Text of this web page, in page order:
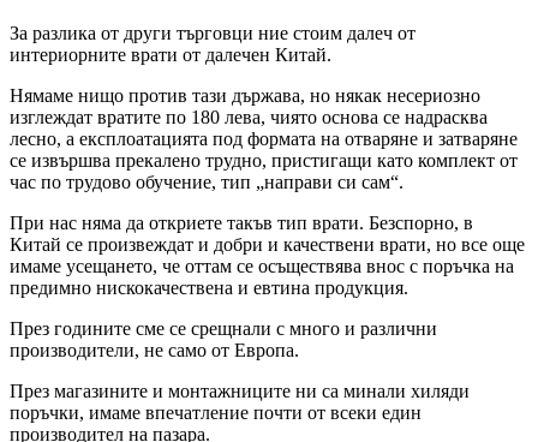
За разлика от други търговци ние стоим далеч от
интериорните врати от далечен Китай.
Нямаме нищо против тази държава, но някак несериозно
изглеждат вратите по 180 лева, чиято основа се надрасква
лесно, а експлоатацията под формата на отваряне и затваряне
се извършва прекалено трудно, пристигащи като комплект от
час по трудово обучение, тип „направи си сам“.
При нас няма да откриете такъв тип врати. Безспорно, в
Китай се произвеждат и добри и качествени врати, но все още
имаме усещането, че оттам се осъществява внос с поръчка на
предимно нискокачествена и евтина продукция.
През годините сме се срещнали с много и различни
производители, не само от Европа.
През магазините и монтажниците ни са минали хиляди
поръчки, имаме впечатление почти от всеки един
производител на пазара.